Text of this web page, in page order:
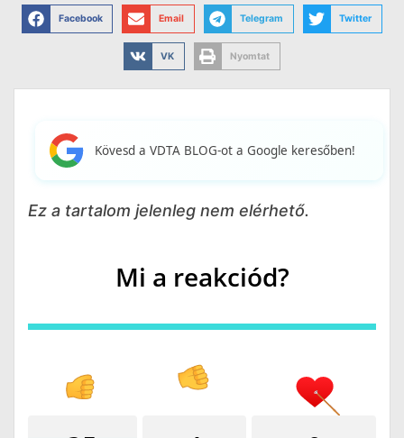
Facebook Email Telegram Twitter
VK Nyomtat
Kövesd a VDTA BLOG-ot a Google keresőben!
Ez a tartalom jelenleg nem elérhető.
Mi a reakciód?